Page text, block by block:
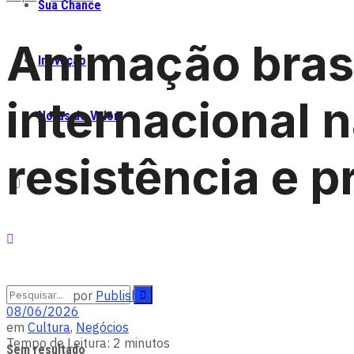
Sua Chance
Inovação
Notas de Valor
Sem resultado
Animação
internacional
resistência e
por Publisher
08/06/2026
em Cultura, Negócios
Tempo de Leitura: 2 minutos